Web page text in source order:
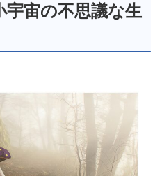
宇宙の不思議な生